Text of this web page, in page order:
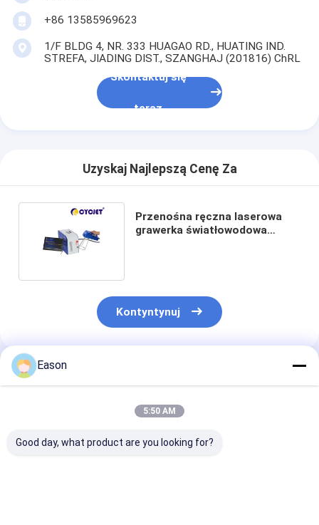
+86 13585969623
1/F BLDG 4, NR. 333 HUAGAO RD., HUATING IND.
STREFA, JIADING DIST., SZANGHAJ (201816) ChRL
Skontaktuj się
teraz
Uzyskaj Najlepszą Cenę Za
Przenośna ręczna laserowa
grawerka światłowodowa
Kontyntynuj
Polecane Produkty
Eason
5:50 AM
Good day, what product are you looking for?